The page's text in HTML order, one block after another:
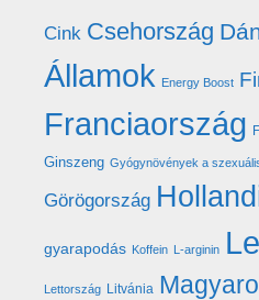
Cink Csehország
Államok Energy Boost
Franciaország
Ginszeng Gyógynövények a
Görögország
gyarapodás Koffein L-arginin
Lettország Litvánia